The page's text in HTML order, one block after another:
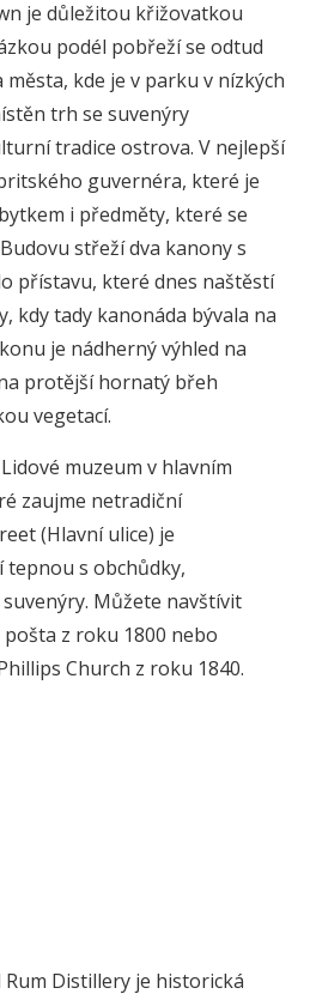
je důležitou křižovatkou
podél pobřeží se odtud
kde je v parku v nízkých
trh se suvenýry
tradice ostrova. V nejlepší
guvernéra, které je
i předměty, které se
střeží dva kanony s
přístavu, které dnes naštěstí
kdy tady kanonáda bývala na
je nádherný výhled na
protější hornatý břeh
vegetací.
muzeum v hlavním
zaujme netradiční
(Hlavní ulice) je
tepnou s obchůdky,
Můžete navštívit
z roku 1800 nebo
Church z roku 1840.
Distillery je historická